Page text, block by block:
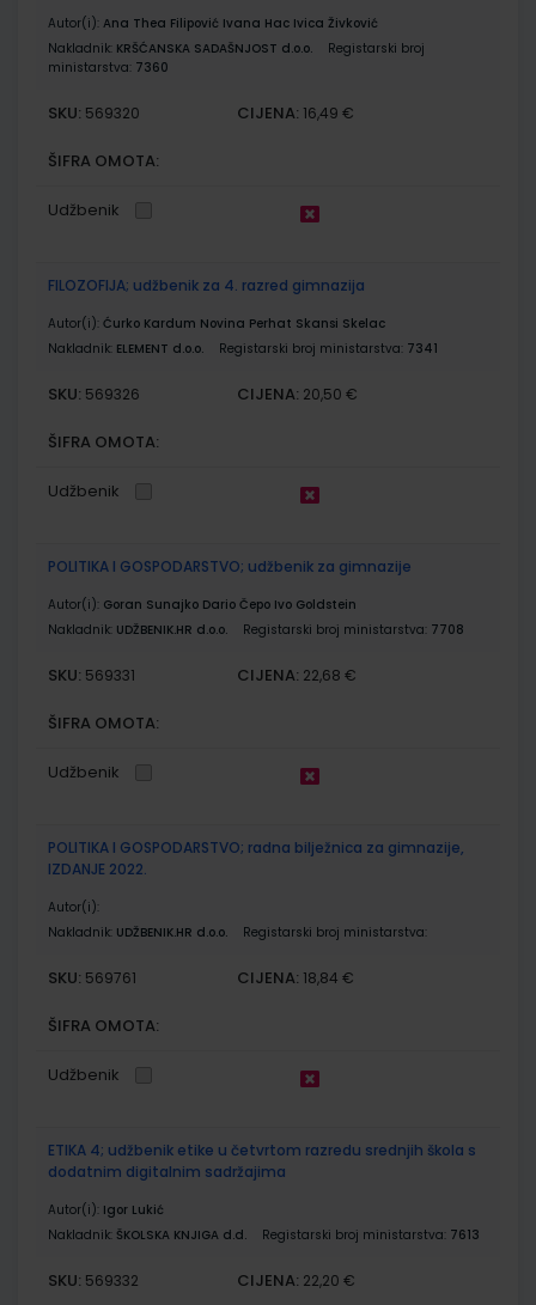
Autor(i): Ana Thea Filipović Ivana Hac Ivica Živković
Nakladnik: KRŠĆANSKA SADAŠNJOST d.o.o.
Registarski broj
ministarstva: 7360
SKU: 569320 CIJENA: 16,49 €
ŠIFRA OMOTA:
Udžbenik
FILOZOFIJA; udžbenik za 4. razred gimnazija
Autor(i): Ćurko Kardum Novina Perhat Skansi Skelac
Nakladnik: ELEMENT d.o.o. Registarski broj ministarstva: 7341
SKU: 569326 CIJENA: 20,50 €
ŠIFRA OMOTA:
Udžbenik
POLITIKA I GOSPODARSTVO; udžbenik za gimnazije
Autor(i): Goran Sunajko Dario Čepo Ivo Goldstein
Nakladnik: UDŽBENIK.HR d.o.o. Registarski broj ministarstva: 7708
SKU: 569331 CIJENA: 22,68 €
ŠIFRA OMOTA:
Udžbenik
POLITIKA I GOSPODARSTVO; radna bilježnica za gimnazije,
IZDANJE 2022.
Autor(i):
Nakladnik: UDŽBENIK.HR d.o.o. Registarski broj ministarstva:
SKU: 569761 CIJENA: 18,84 €
ŠIFRA OMOTA:
Udžbenik
ETIKA 4; udžbenik etike u četvrtom razredu srednjih škola s
dodatnim digitalnim sadržajima
Autor(i): Igor Lukić
Nakladnik: ŠKOLSKA KNJIGA d.d. Registarski broj ministarstva: 7613
SKU: 569332 CIJENA: 22,20 €